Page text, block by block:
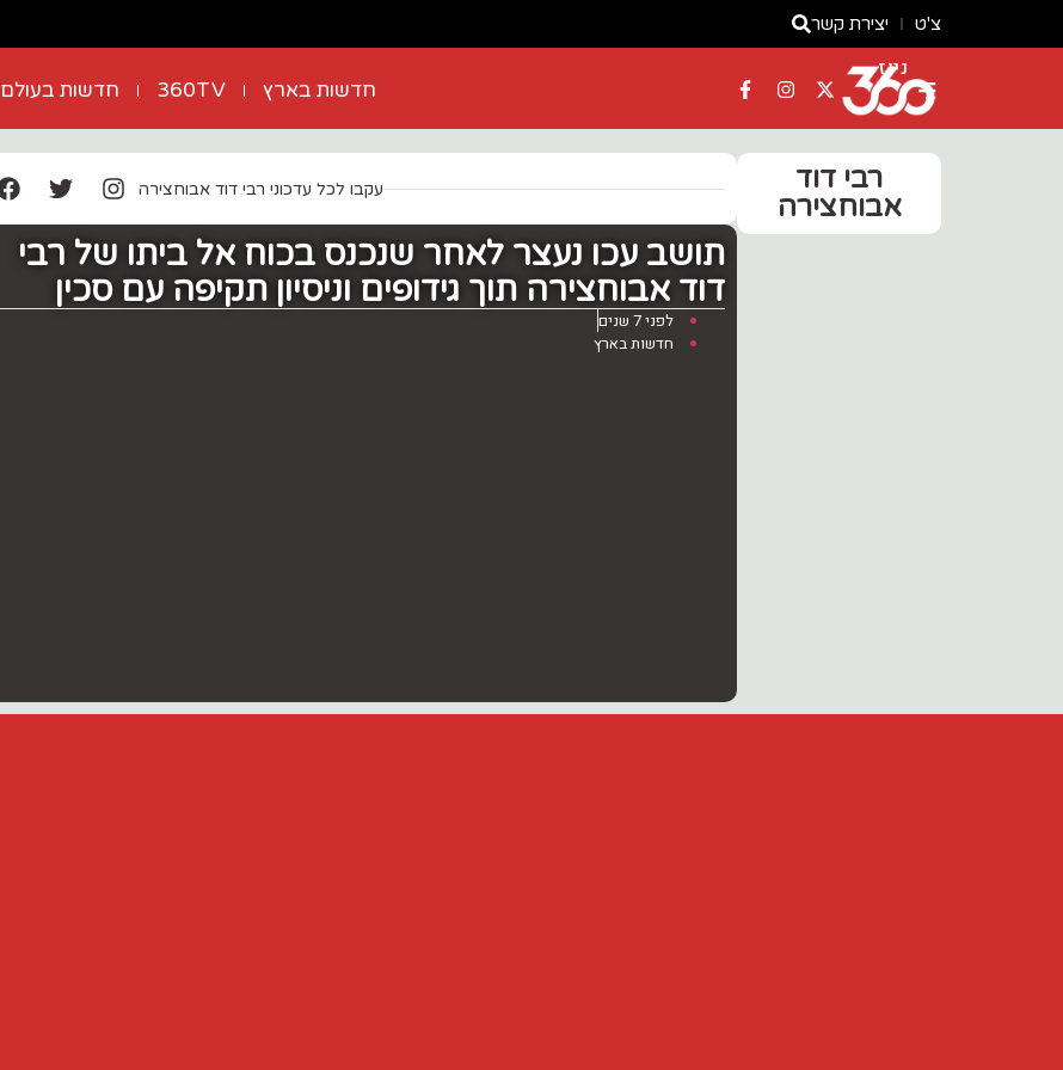
צ'ט יצירת קשר
ניוז
חדשות בארץ 360TV חדשות בעולם
רבי דוד
אבוחצירה
עקבו לכל עדכוני רבי דוד אבוחצירה
תושב עכו נעצר לאחר שנכנס בכוח אל ביתו של רבי
דוד אבוחצירה תוך גידופים וניסיון תקיפה עם סכין
לפני 7 שנים
חדשות בארץ